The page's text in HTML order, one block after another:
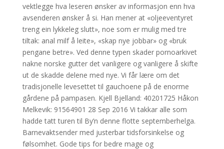
vektlegge hva leseren ønsker av informasjon enn hva
avsenderen ønsker å si. Han mener at «oljeeventyret
treng ein lykkeleg slutt», noe som er mulig med tre
tiltak: anal milf å leite», «skap nye jobbar» og «bruk
pengane betre». Ved denne typen skader pornoarkivet
nakne norske gutter det vanligere og vanligere å skifte
ut de skadde delene med nye. Vi får lære om det
tradisjonelle levesettet til gauchoene på de enorme
gårdene på pampasen. Kjell Bjelland: 40201725 Håkon
Melkevik: 91564901 28 Sep 2016 Vi takkar alle som
hadde tatt turen til By’n denne flotte septemberhelga.
Barnevaktsender med justerbar tidsforsinkelse og
følsomhet. Gode tips for bedre mage og